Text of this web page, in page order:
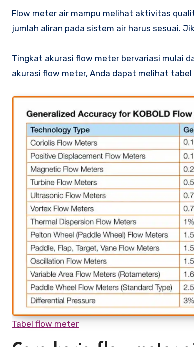
Flow meter air mampu melihat aktivitas
jumlah aliran pada sistem air harus sesuai.
Tingkat akurasi flow meter bervariasi mulai
akurasi flow meter, Anda dapat melihat tabel
Tabel flow meter